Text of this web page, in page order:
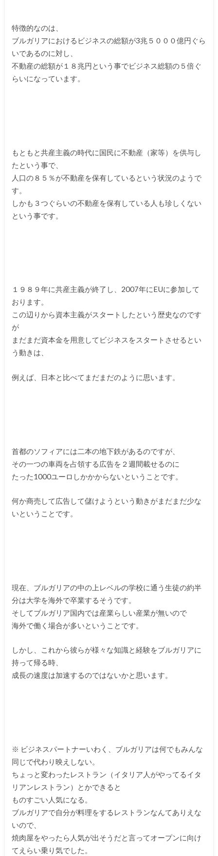
特徴的なのは、
ブルガリアにおけるビジネスの総額が3兆５０００億円ぐら
いであるのに対し、
不動産の総額が１８兆円という事でビジネス総額の５倍ぐ
らいになっています。
もともと共産主義の時代に国民に不動産（家等）を供与し
たという事で、
人口の８５％が不動産を保有しているという状況のようで
す。
しかも３つぐらいの不動産を保有している人も珍しくない
という事です。
１９８９年に共産主義が終了し、2007年にEUに参加して
おります。
この辺りから資本主義がスタートしたという歴史なのです
が
まだまだ資本金を用意してビジネスをスタートさせるとい
う動きは、
例えば、日本と比べてまだまだのように思います。
首都のソフィアには二本の地下鉄があるのですが、
その一つの車両を占領する広告を２週間載せるのに
たった1000ユーロしかかからないということです。
何か商売して広告して儲けようという動きがまだまだ少な
いということです。
現在、ブルガリアの中の上レベルの学校に通う生徒の約半
分は大学を海外で卒業するそうです。
そしてブルガリア国内では産業らしい産業が無いので
海外で働く場合が多いということです。
しかし、これから彼らが様々な知識と経験をブルガリアに
持って帰る時、
成長の速度は加速するのではないかと思います。
※ ビジネスパートナーいわく、ブルガリアは何でもみんな
同じで代わり映えしない。
ちょっと変わったレストラン（イタリア人がやってるイタ
リアンレストラン）とかできると
ものすごい人気になる。
ブルガリアで自分が料理をするレストランなんてありえな
いので、
焼肉屋をやったら人気が出そうだと言ってオープンに向け
てえらい乗り気でした。